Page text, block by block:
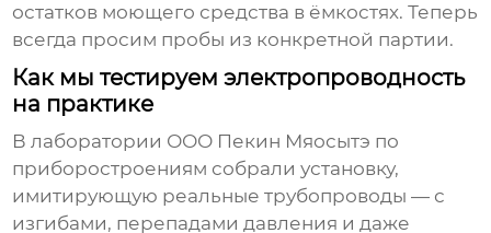
остатков моющего средства в ёмкостях. Теперь
всегда просим пробы из конкретной партии.
Как мы тестируем электропроводность
на практике
В лаборатории ООО Пекин Мяосытэ по
приборостроениям собрали установку,
имитирующую реальные трубопроводы — с
изгибами, перепадами давления и даже